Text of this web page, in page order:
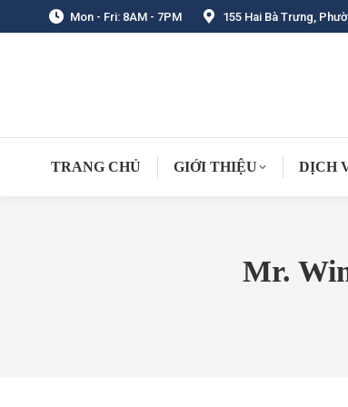
Mon - Fri: 8AM - 7PM 155 Hai Bà Trưng,
TRANG CHỦ GIỚI THIỆU DỊCH
Mr.